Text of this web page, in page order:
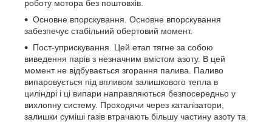
роботу мотора без поштовхів.
Основне впорскування. Основне впорскування
забезпечує стабільний обертовий момент.
Пост-уприскування. Цей етап тягне за собою
виведення парів з незначним вмістом азоту. В цей
момент не відбувається згорання палива. Паливо
випаровується під впливом залишкового тепла в
циліндрі і ці випари направляються безпосередньо у
вихлопну систему. Проходячи через каталізатори,
залишки суміші газів втрачають більшу частину азоту та